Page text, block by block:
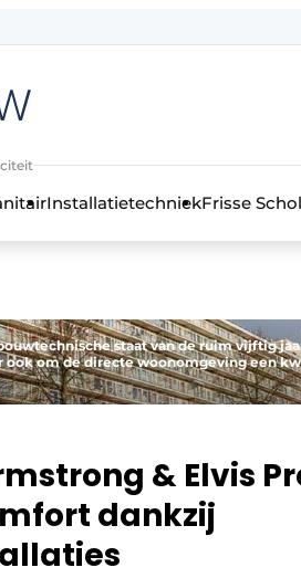
InstallatietechniekFrisse
staat van de ruim vijftig
om de directe woonomgeving een
& Elvis
dankzij